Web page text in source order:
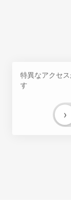
特異なアクセ
す
›